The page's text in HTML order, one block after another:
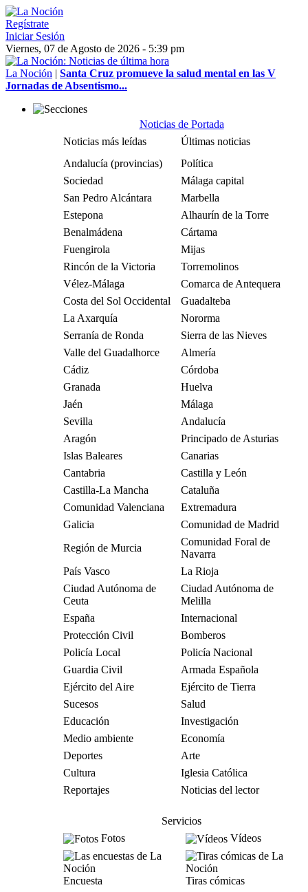
Regístrate
Iniciar Sesión
Viernes, 07 de Agosto de 2026 - 5:39 pm
La Noción | Santa Cruz promueve la salud mental en las V
Jornadas de Absentismo...
Noticias de Portada
Noticias más leídas
Últimas noticias
Andalucía (provincias)
Política
Sociedad
Málaga capital
San Pedro Alcántara
Marbella
Estepona
Alhaurín de la Torre
Benalmádena
Cártama
Fuengirola
Mijas
Rincón de la Victoria
Torremolinos
Vélez-Málaga
Comarca de Antequera
Costa del Sol Occidental
Guadalteba
La Axarquía
Nororma
Serranía de Ronda
Sierra de las Nieves
Valle del Guadalhorce
Almería
Cádiz
Córdoba
Granada
Huelva
Jaén
Málaga
Sevilla
Andalucía
Aragón
Principado de Asturias
Islas Baleares
Canarias
Cantabria
Castilla y León
Castilla-La Mancha
Cataluña
Comunidad Valenciana
Extremadura
Galicia
Comunidad de Madrid
Región de Murcia
Comunidad Foral de
Navarra
País Vasco
La Rioja
Ciudad Autónoma de
Ceuta
Ciudad Autónoma de
Melilla
España
Internacional
Protección Civil
Bomberos
Policía Local
Policía Nacional
Guardia Civil
Armada Española
Ejército del Aire
Ejército de Tierra
Sucesos
Salud
Educación
Investigación
Medio ambiente
Economía
Deportes
Arte
Cultura
Iglesia Católica
Reportajes
Noticias del lector
Servicios
Fotos
Vídeos
Encuesta Tiras cómicas